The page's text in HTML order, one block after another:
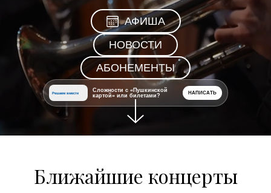
АФИША
НОВОСТИ
АБОНЕМЕНТЫ
Решаем вместе
Сложности с «Пушкинской
картой» или билетами?
НАПИСАТЬ
Ближайшие концерты